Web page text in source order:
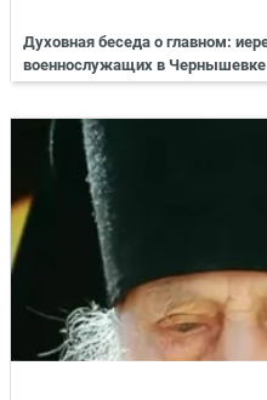
Духовная беседа о главном:
военнослужащих в Чернышевке